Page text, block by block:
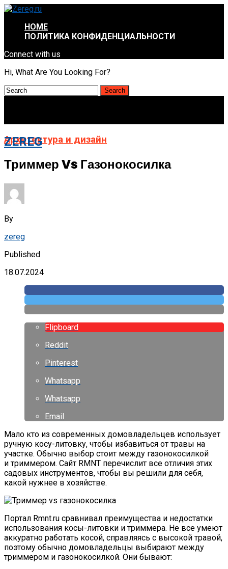
HOME
ПОЛИТИКА КОНФИДЕНЦИАЛЬНОСТИ
Connect with us
Hi, What Are You Looking For?
ZEREG
Архитектура и дизайн
Триммер Vs Газонокосилка
By
zereg
Published
18.07.2024
Flipboard
Reddit
Pinterest
Whatsapp
Whatsapp
Email
Мало кто из современных домовладельцев использует
ручную косу-литовку, чтобы избавиться от травы на
участке. Обычно выбор стоит между газонокосилкой
и триммером. Сайт RMNT перечислит все отличия этих
садовых инструментов, чтобы вы решили для себя,
какой нужнее в хозяйстве.
Портал Rmnt.ru сравнивал преимущества и недостатки
использования косы-литовки и триммера. Не все умеют
аккуратно работать косой, справляясь с высокой травой,
поэтому обычно домовладельцы выбирают между
триммером и газонокосилкой. Они бывают: